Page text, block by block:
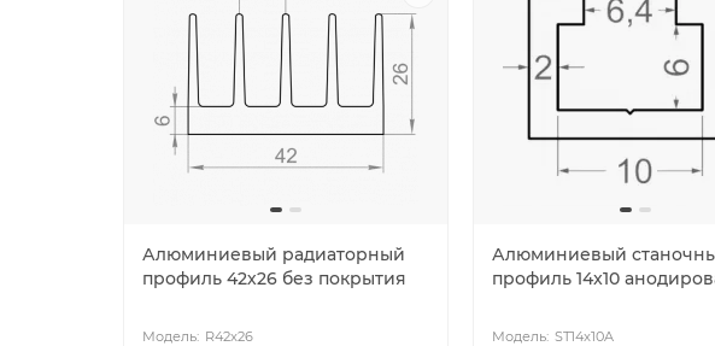
Алюминиевый радиаторный
профиль 42х26 без покрытия
R42x26
Алюминиевый
профиль 14x10
ST14x10A